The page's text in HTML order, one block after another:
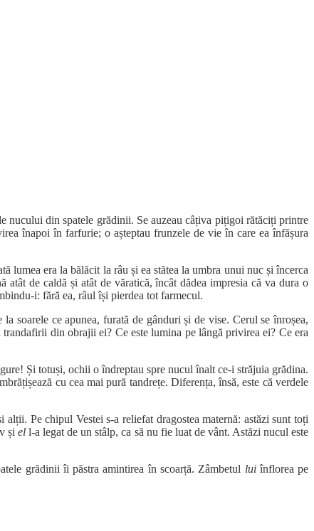
nucului din spatele grădinii. Se auzeau câțiva pițigoi rătăciți printre
înapoi în farfurie; o așteptau frunzele de vie în care ea înfășura
lumea era la bălăcit la râu și ea stătea la umbra unui nuc și încerca
de caldă și atât de văratică, încât dădea impresia că va dura o
i: fără ea, râul își pierdea tot farmecul.
soarele ce apunea, furată de gânduri și de vise. Cerul se înroșea,
din obrajii ei? Ce este lumina pe lângă privirea ei? Ce era
Și totuși, ochii o îndreptau spre nucul înalt ce-i străjuia grădina.
cu cea mai pură tandrețe. Diferența, însă, este că verdele
Pe chipul Vestei s-a reliefat dragostea maternă: astăzi sunt toți
șiell-a legat de un stâlp, ca să nu fie luat de vânt. Astăzi nucul este
grădinii îi păstra amintirea în scoarță. Zâmbetul luiînflorea pe